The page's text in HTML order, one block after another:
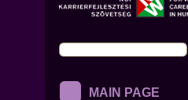
MAIN PAGE